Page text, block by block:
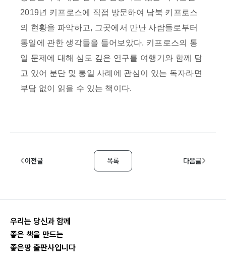
2019년 키프로스에 직접 방문하여 남북 키프로스
의 현황을 파악하고, 그곳에서 만난 사람들로부터
통일에 관한 생각들을 들어보았다. 키프로스의 통
일 문제에 대해 심도 깊은 연구를 여행기와 함께 담
고 있어 분단 및 통일 사례에 관심이 있는 독자라면
부담 없이 읽을 수 있는 책이다.
이전글 목록 다음글
우리는 당신과 함께
좋은 책을 만드는
좋은땅 출판사입니다